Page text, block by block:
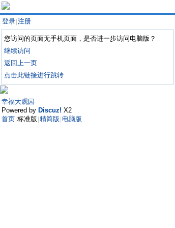
登录 注册
您访问的页面无手机页面，是否进一步访问电脑版？
继续访问
返回上一页
点击此链接进行跳转
幸福大观园
Powered by Discuz! X2
首页 标准版 精简版 电脑版